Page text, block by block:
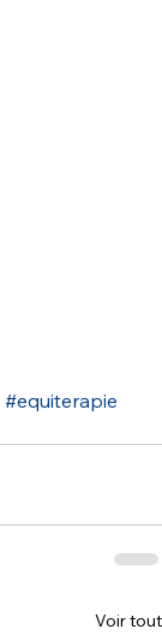
#equiterapie
Voir tout